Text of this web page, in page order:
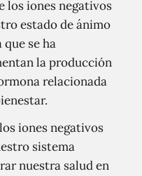
los iones negativos
estado de ánimo
se ha
la producción
relacionada
iones negativos
sistema
nuestra salud en